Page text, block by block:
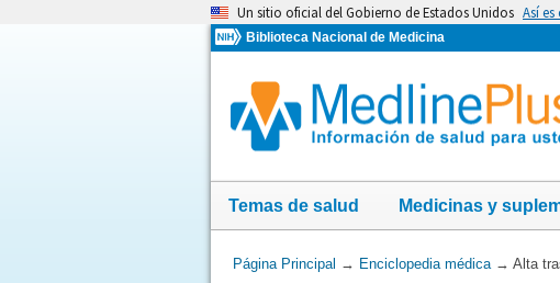
Un sitio oficial del Gobierno de Estados Unidos Así
Biblioteca Nacional de Medicina
Temas de salud Medicinas y
Usted
Página Principal → Enciclopedia médica→ Alta